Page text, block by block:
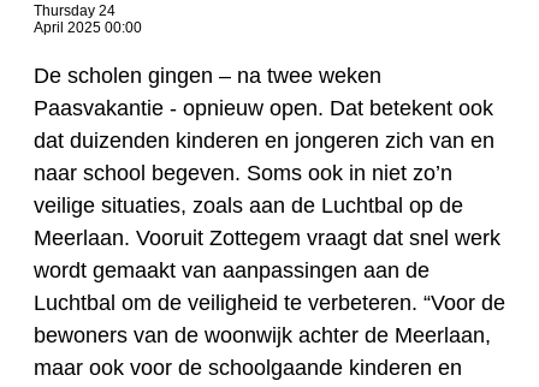
Thursday 24
April 2025 00:00
De scholen gingen – na twee weken
Paasvakantie - opnieuw open. Dat betekent ook
dat duizenden kinderen en jongeren zich van en
naar school begeven. Soms ook in niet zo’n
veilige situaties, zoals aan de Luchtbal op de
Meerlaan. Vooruit Zottegem vraagt dat snel werk
wordt gemaakt van aanpassingen aan de
Luchtbal om de veiligheid te verbeteren. “Voor de
bewoners van de woonwijk achter de Meerlaan,
maar ook voor de schoolgaande kinderen en